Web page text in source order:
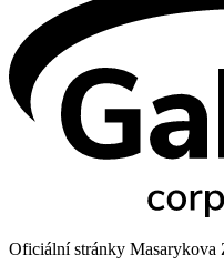
Oficiální stránky